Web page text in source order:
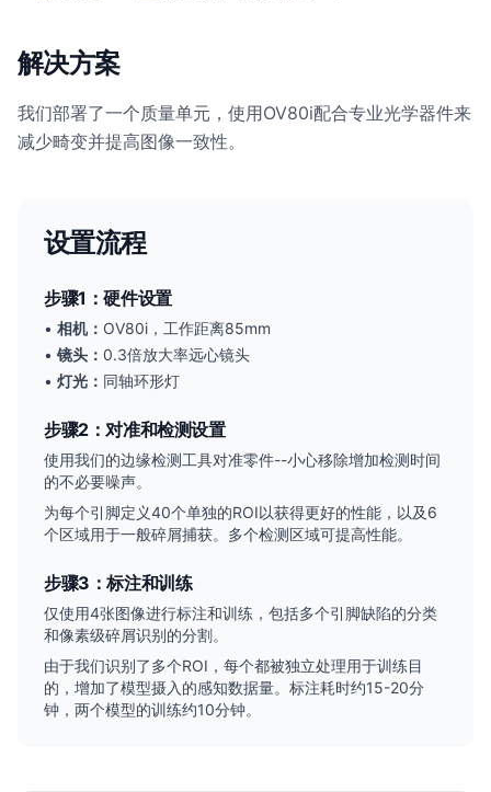
解决方案
我们部署了一个质量单元，使用OV80i配合专业光学器件来
减少畸变并提高图像一致性。
设置流程
步骤1：硬件设置
• 相机： OV80i，工作距离85mm
• 镜头： 0.3倍放大率远心镜头
• 灯光： 同轴环形灯
步骤2：对准和检测设置
使用我们的边缘检测工具对准零件--小心移除增加检测时间
的不必要噪声。
为每个引脚定义40个单独的ROI以获得更好的性能，以及6
个区域用于一般碎屑捕获。多个检测区域可提高性能。
步骤3：标注和训练
仅使用4张图像进行标注和训练，包括多个引脚缺陷的分类
和像素级碎屑识别的分割。
由于我们识别了多个ROI，每个都被独立处理用于训练目
的，增加了模型摄入的感知数据量。标注耗时约15-20分
钟，两个模型的训练约10分钟。